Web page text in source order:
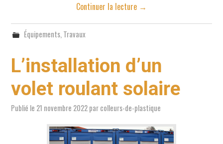
Continuer la lecture →
Équipements,Travaux
L’installation d’un
volet roulant solaire
Publié le 21 novembre 2022parcolleurs-de-plastique